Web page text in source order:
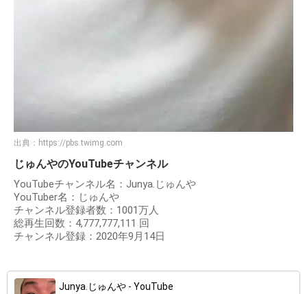
出典： https://pbs.twimg.com
じゅんやのYouTubeチャンネル
YouTubeチャンネル名：Junya.じゅんや
YouTuber名：じゅんや
チャンネル登録者数：1001万人
総再生回数：4,777,777,111 回
チャンネル登録：2020年9月14日
Junya.じゅんや - YouTube